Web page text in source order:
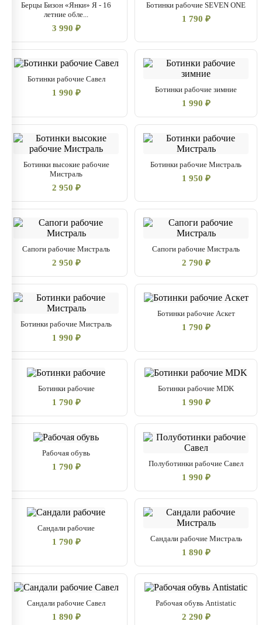
Берцы Бизон «Янки» Я - 16
летние обле...
3 990 ₽
Ботинки рабочие SEVEN ONE
1 790 ₽
Ботинки рабочие Савел
1 990 ₽ Ботинки рабочие зимние
1 990 ₽
Ботинки высокие рабочие
Мистраль
2 950 ₽
Ботинки рабочие Мистраль
1 950 ₽
Сапоги рабочие Мистраль
2 950 ₽
Сапоги рабочие Мистраль
2 790 ₽
Ботинки рабочие Мистраль
1 990 ₽
Ботинки рабочие Аскет
1 790 ₽
Ботинки рабочие
1 790 ₽
Ботинки рабочие MDK
1 990 ₽
Рабочая обувь
1 790 ₽ Полуботинки рабочие Савел
1 990 ₽
Сандали рабочие
1 790 ₽ Сандали рабочие Мистраль
1 890 ₽
Сандали рабочие Савел
1 890 ₽
Рабочая обувь Antistatic
2 290 ₽